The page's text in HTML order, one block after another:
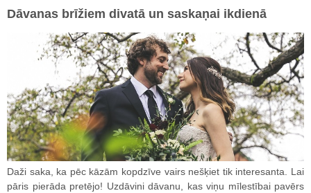
Dāvanas brīžiem divatā un saskaņai ikdienā
Daži saka, ka pēc kāzām kopdzīve vairs nešķiet tik interesanta. Lai
pāris pierāda pretējo! Uzdāvini dāvanu, kas viņu mīlestībai pavērs